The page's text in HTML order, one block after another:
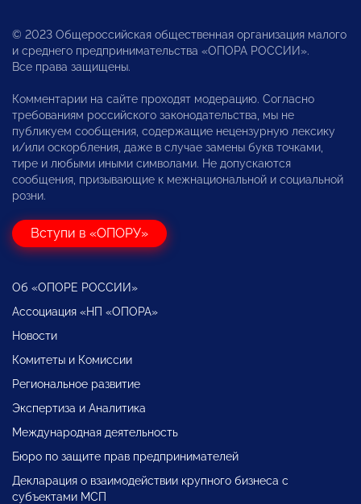
© 2023 Общероссийская общественная организация малого
и среднего предпринимательства «ОПОРА РОССИИ».
Все права защищены.
Комментарии на сайте проходят модерацию. Согласно
требованиям российского законодательства, мы не
публикуем сообщения, содержащие нецензурную лексику
и/или оскорбления, даже в случае замены букв точками,
тире и любыми иными символами. Не допускаются
сообщения, призывающие к межнациональной и социальной
розни.
Вступи в «ОПОРУ»
Об «ОПОРЕ РОССИИ»
Ассоциация «НП «ОПОРА»
Новости
Комитеты и Комиссии
Региональное развитие
Экспертиза и Аналитика
Международная деятельность
Бюро по защите прав предпринимателей
Декларация о взаимодействии крупного бизнеса с
субъектами МСП